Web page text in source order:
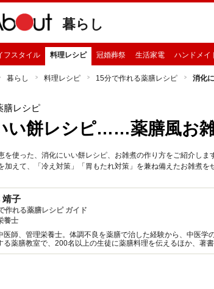
暮らし
フスタイル 料理レシピ 冠婚葬祭 生活家電 ハンドメイ
暮らし 料理レシピ 15分で作れる薬膳レシピ 消化
膳レシピ
い餅レシピ……薬膳風お
を使った、消化にいい餅レシピ、お雑煮の作り方をご紹介し
加えて、「冷え対策」「胃もたれ対策」を兼ね備えたお雑煮を
靖子
作れる薬膳レシピ ガイド
養士
医師、管理栄養士。体調不良を薬膳で治した経験から、中医学
る薬膳教室で、200名以上の生徒に薬膳料理を伝えるほか、著
く活動している。